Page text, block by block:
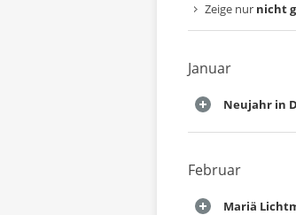
Zeige nur nicht
Januar
Neujahr in
Februar
Mariä